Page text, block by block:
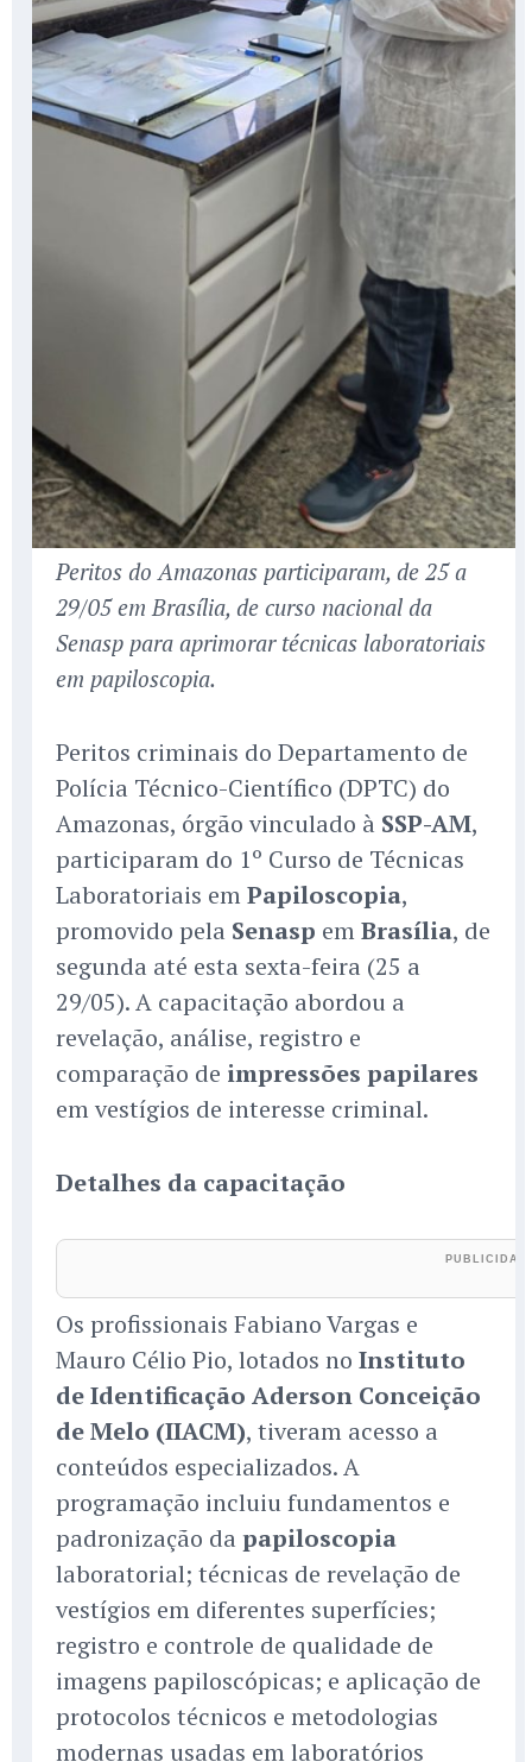
Peritos do Amazonas participaram, de 25 a
29/05 em Brasília, de curso nacional da
Senasp para aprimorar técnicas laboratoriais
em papiloscopia.
Peritos criminais do Departamento de
Polícia Técnico-Científico (DPTC) do
Amazonas, órgão vinculado à SSP-AM,
participaram do 1º Curso de Técnicas
Laboratoriais emPapiloscopia,
promovido pela Senasp emBrasília, de
segunda até esta sexta-feira (25 a
29/05). A capacitação abordou a
revelação, análise, registro e
comparação de impressões papilares
em vestígios de interesse criminal.
Detalhes da capacitação
Os profissionais Fabiano Vargas e
Mauro Célio Pio, lotados no Instituto
de Identificação Aderson Conceição
de Melo (IIACM), tiveram acesso a
conteúdos especializados. A
programação incluiu fundamentos e
padronização da papiloscopia
laboratorial; técnicas de revelação de
vestígios em diferentes superfícies;
registro e controle de qualidade de
imagens papiloscópicas; e aplicação de
protocolos técnicos e metodologias
modernas usadas em laboratórios